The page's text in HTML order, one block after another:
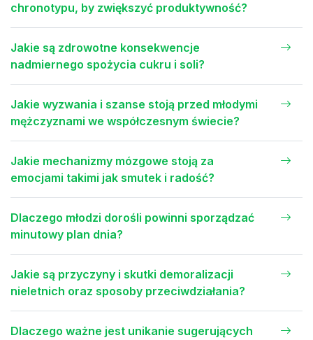
chronotypu, by zwiększyć produktywność?
Jakie są zdrowotne konsekwencje
nadmiernego spożycia cukru i soli?
Jakie wyzwania i szanse stoją przed młodymi
mężczyznami we współczesnym świecie?
Jakie mechanizmy mózgowe stoją za
emocjami takimi jak smutek i radość?
Dlaczego młodzi dorośli powinni sporządzać
minutowy plan dnia?
Jakie są przyczyny i skutki demoralizacji
nieletnich oraz sposoby przeciwdziałania?
Dlaczego ważne jest unikanie sugerujących